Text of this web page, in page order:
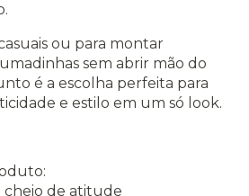
ou para montar
sem abrir mão do
é a escolha perfeita para
e estilo em um só look.
cheio de atitude